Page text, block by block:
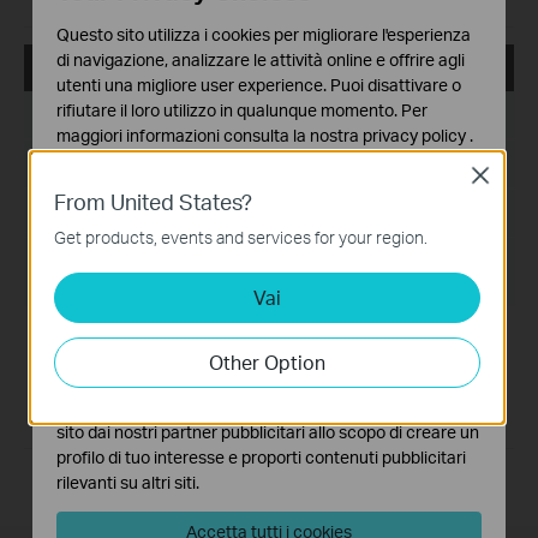
TF-3200_090602
Data di pubblicazione:2009-06-02
Dimensioni file:337 KB
Vista/Linux/Novell NetWare
Modifications and Bug Fixes:
Read Windows 7 compatibility information here:
http://www.tp-link.com/support/w7.asp
For TF-3200
From United States?
Get products, events and services for your region.
Vai
Other Option
Close
Questo sito utilizza i cookies per migliorare l'esperienza
di navigazione, analizzare le attività online e offrire agli
utenti una migliore user experience. Puoi disattivare o
rifiutare il loro utilizzo in qualunque momento. Per
maggiori informazioni consulta la nostra privacy policy .
Questi cookies sono necessari per il corretto
funzionamento del sito e non possono essere disattivati
nel tuo sistema.
Analytics e Marketing Cookies
I cookies analitici ci permettono di analizzare le tue
attività sul nostro sito allo scopo di migliorarne le
funzionalità.
sito dai nostri partner pubblicitari allo scopo di creare un
profilo di tuo interesse e proporti contenuti pubblicitari
rilevanti su altri siti.
Accetta tutti i cookies